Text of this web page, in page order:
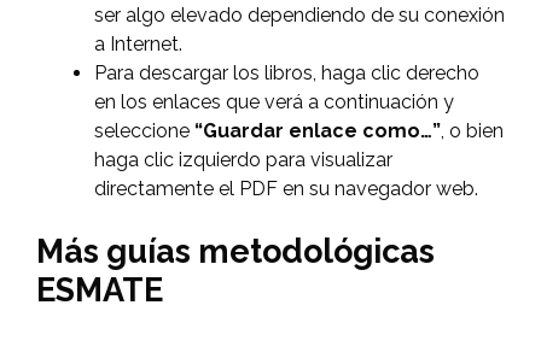
ser algo elevado dependiendo de su conexión
a Internet.
Para descargar los libros, haga clic derecho
en los enlaces que verá a continuación y
seleccione “Guardar enlace como…”, o bien
haga clic izquierdo para visualizar
directamente el PDF en su navegador web.
Más guías metodológicas
ESMATE